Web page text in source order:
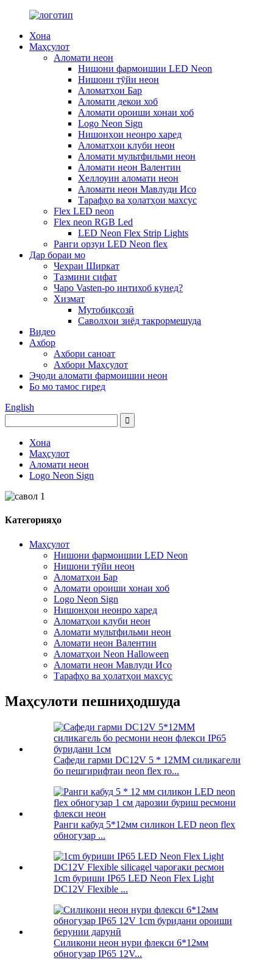
Хона
Маҳсулот
Аломати неон
Нишони фармоишии LED Neon
Нишони тӯйи неон
Аломатҳои Бар
Аломати декои хоб
Аломати ороиши хонаи хоб
Logo Neon Sign
Нишонҳои неонро харед
Аломатҳои клуби неон
Аломати мультфильми неон
Аломати неон Валентин
Хеллоуин аломати неон
Аломати неон Мавлуди Исо
Тарафҳо ва ҳолатҳои махсус
Flex LED neon
Flex neon RGB Led
LED Neon Flex Strip Lights
Ранги орзуи LED Neon flex
Дар бораи мо
Чеҳраи Ширкат
Тазмини сифат
Чаро Vasten-ро интихоб кунед?
Хизмат
Мутобиқсозӣ
Саволҳои зиёд такрормешуда
Видео
Ахбор
Ахбори саноат
Ахбори Маҳсулот
Эҷоди аломати фармоишии неон
Бо мо тамос гиред
English
Хона
Маҳсулот
Аломати неон
Logo Neon Sign
Категорияҳо
Маҳсулот
Нишони фармоишии LED Neon
Нишони тӯйи неон
Аломатҳои Бар
Аломати ороиши хонаи хоб
Logo Neon Sign
Нишонҳои неонро харед
Аломатҳои клуби неон
Аломати мультфильми неон
Аломати неон Валентин
Аломатҳои Neon Halloween
Аломати неон Мавлуди Исо
Тарафҳо ва ҳолатҳои махсус
Маҳсулоти пешниҳодшуда
Сафеди гарми DC12V 5 * 12MM силикагели
бо пешгирифтаи neon flex ro...
Ранги кабуд 5*12мм силикон LED neon flex
обногузар ...
1cm буриши IP65 LED Neon Flex Light
DC12V Flexible ...
Силикони неон нури флекси 6*12мм
обногузар IP65 12V...